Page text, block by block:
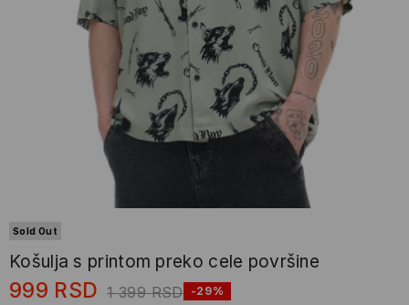
Sold Out
Košulja s printom preko cele površine
999 RSD 1 399 RSD -29%